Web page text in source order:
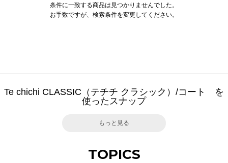
条件に一致する商品は見つかりませんでした。
お手数ですが、検索条件を変更してください。
Te chichi CLASSIC（テチチ クラシック）/コート を
使ったスナップ
もっと見る
TOPICS